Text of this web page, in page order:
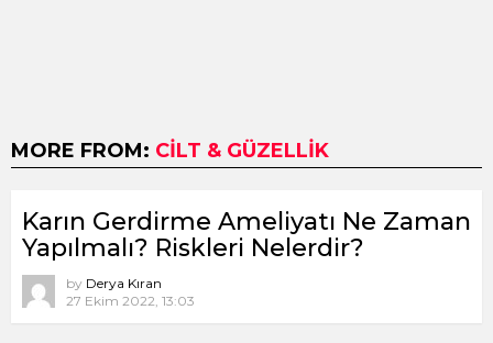
MORE FROM: CILT & GÜZELLIK
Karın Gerdirme Ameliyatı Ne Zaman
Yapılmalı? Riskleri Nelerdir?
by Derya Kıran
27 Ekim 2022, 13:03